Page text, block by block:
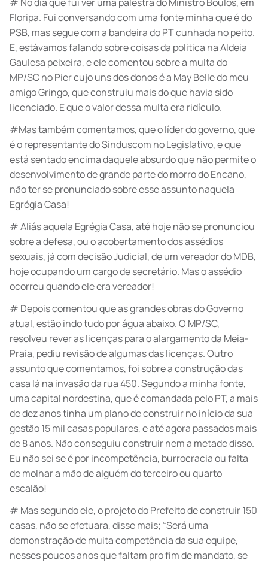
Floripa. Fui conversando com uma fonte minha que é do
PSB, mas segue com a bandeira do PT cunhada no peito.
E, estávamos falando sobre coisas da politica na Aldeia
Gaulesa peixeira, e ele comentou sobre a multa do
MP/SC no Pier cujo uns dos donos é a May Belle do meu
amigo Gringo, que construiu mais do que havia sido
licenciado. E que o valor dessa multa era ridículo.
#Mas também comentamos, que o líder do governo, que
é o representante do Sinduscom no Legislativo, e que
está sentado encima daquele absurdo que não permite o
desenvolvimento de grande parte do morro do Encano,
não ter se pronunciado sobre esse assunto naquela
Egrégia Casa!
# Aliás aquela Egrégia Casa, até hoje não se pronunciou
sobre a defesa, ou o acobertamento dos assédios
sexuais, já com decisão Judicial, de um vereador do MDB,
hoje ocupando um cargo de secretário. Mas o assédio
ocorreu quando ele era vereador!
# Depois comentou que as grandes obras do Governo
atual, estão indo tudo por água abaixo. O MP/SC,
resolveu rever as licenças para o alargamento da Meia-
Praia, pediu revisão de algumas das licenças. Outro
assunto que comentamos, foi sobre a construção das
casa lá na invasão da rua 450. Segundo a minha fonte,
uma capital nordestina, que é comandada pelo PT, a mais
de dez anos tinha um plano de construir no início da sua
gestão 15 mil casas populares, e até agora passados mais
de 8 anos. Não conseguiu construir nem a metade disso.
Eu não sei se é por incompetência, burrocracia ou falta
de molhar a mão de alguém do terceiro ou quarto
escalão!
# Mas segundo ele, o projeto do Prefeito de construir 150
casas, não se efetuara, disse mais; “Será uma
demonstração de muita competência da sua equipe,
nesses poucos anos que faltam pro fim de mandato, se